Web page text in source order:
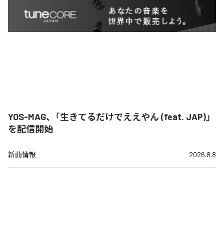
YOS-MAG、「生きてるだけでええやん (feat. JAP)」
を配信開始
新曲情報 2026.8.8